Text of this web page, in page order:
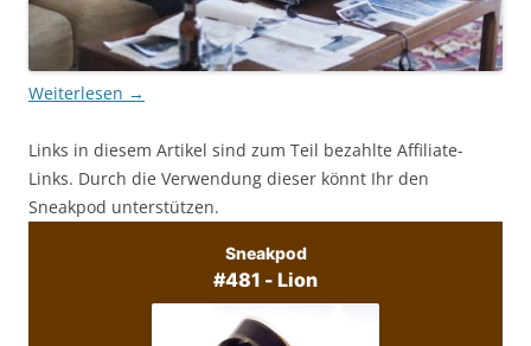
Weiterlesen →
Links in diesem Artikel sind zum Teil bezahlte Affiliate-
Links. Durch die Verwendung dieser könnt Ihr den
Sneakpod unterstützen.